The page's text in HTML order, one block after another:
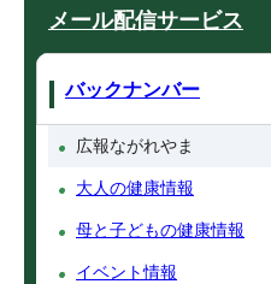
メール配信サービス
バックナンバー
広報ながれやま
大人の健康情報
母と子どもの健康情報
イベント情報